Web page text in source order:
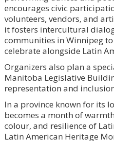
encourages civic
volunteers, vendors, and
it fosters intercultural
communities in Winnipeg
celebrate alongside Latin
Organizers also plan a
Manitoba Legislative
representation and
In a province known for its
becomes a month of
colour, and resilience of
Latin American Heritage